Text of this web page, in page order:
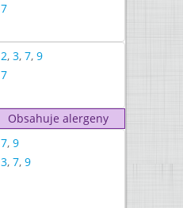
7
2, 3, 7, 9
7
Obsahuje alergeny
7, 9
3, 7, 9